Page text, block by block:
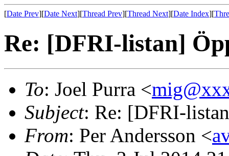
[Date Prev][Date Next][Thread Prev][Thread Next][Date Index][
Re: [DFRI-listan]
To: Joel Purra <
Subject: Re: [DFRI-
From: Per Andersson <